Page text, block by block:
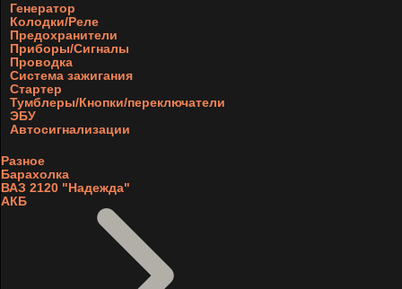
Генератор
Колодки/Реле
Предохранители
Приборы/Сигналы
Проводка
Система зажигания
Стартер
Тумблеры/Кнопки/переключатели
ЭБУ
Автосигнализации
Разное
Барахолка
ВАЗ 2120 "Надежда"
АКБ